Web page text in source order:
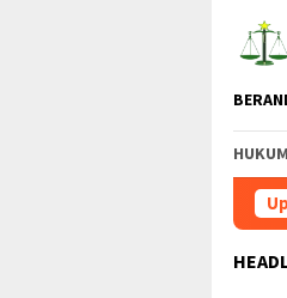
konten
HUKUM